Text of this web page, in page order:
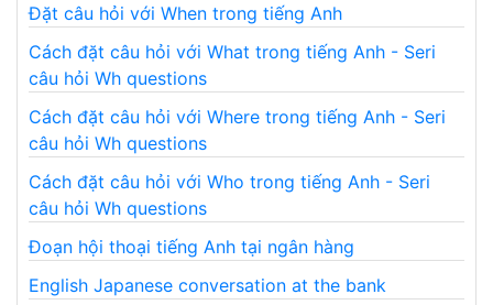
Đặt câu hỏi với When trong tiếng Anh
Cách đặt câu hỏi với What trong tiếng Anh - Seri
câu hỏi Wh questions
Cách đặt câu hỏi với Where trong tiếng Anh - Seri
câu hỏi Wh questions
Cách đặt câu hỏi với Who trong tiếng Anh - Seri
câu hỏi Wh questions
Đoạn hội thoại tiếng Anh tại ngân hàng
English Japanese conversation at the bank